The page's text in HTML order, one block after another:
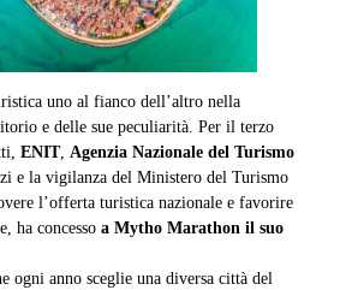
uno al fianco dell’altro nella
e delle sue peculiarità. Per il terzo
ENIT, Agenzia Nazionale del Turismo
e la vigilanza del Ministero del Turismo
l’offerta turistica nazionale e favorire
ha concessoa Mytho Marathon il suo
ogni anno sceglie una diversa città del